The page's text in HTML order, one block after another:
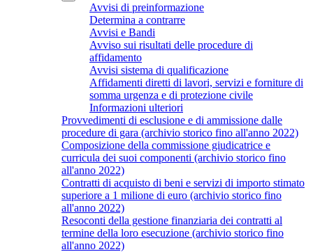
Avvisi di preinformazione
Determina a contrarre
Avvisi e Bandi
Avviso sui risultati delle procedure di
affidamento
Avvisi sistema di qualificazione
Affidamenti diretti di lavori, servizi e forniture di
somma urgenza e di protezione civile
Informazioni ulteriori
Provvedimenti di esclusione e di ammissione dalle
procedure di gara (archivio storico fino all'anno 2022)
Composizione della commissione giudicatrice e
curricula dei suoi componenti (archivio storico fino
all'anno 2022)
Contratti di acquisto di beni e servizi di importo stimato
superiore a 1 milione di euro (archivio storico fino
all'anno 2022)
Resoconti della gestione finanziaria dei contratti al
termine della loro esecuzione (archivio storico fino
all'anno 2022)